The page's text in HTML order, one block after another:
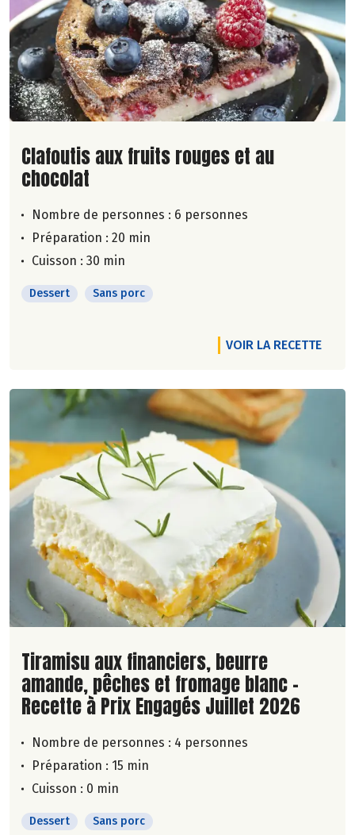
Lire la suite de la recette
Clafoutis aux fruits rouges et au
chocolat
Nombre de personnes : 6 personnes
Préparation : 20 min
Cuisson : 30 min
Dessert Sans porc
VOIR LA RECETTE
Lire la suite de la recette
Tiramisu aux financiers, beurre
amande, pêches et fromage blanc -
Recette à Prix Engagés Juillet 2026
Nombre de personnes : 4 personnes
Préparation : 15 min
Cuisson : 0 min
Dessert Sans porc